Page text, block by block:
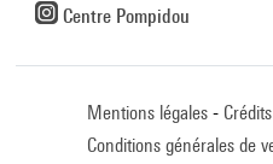
Centre Pompidou
Mentions légales Crédits
Conditions générales de